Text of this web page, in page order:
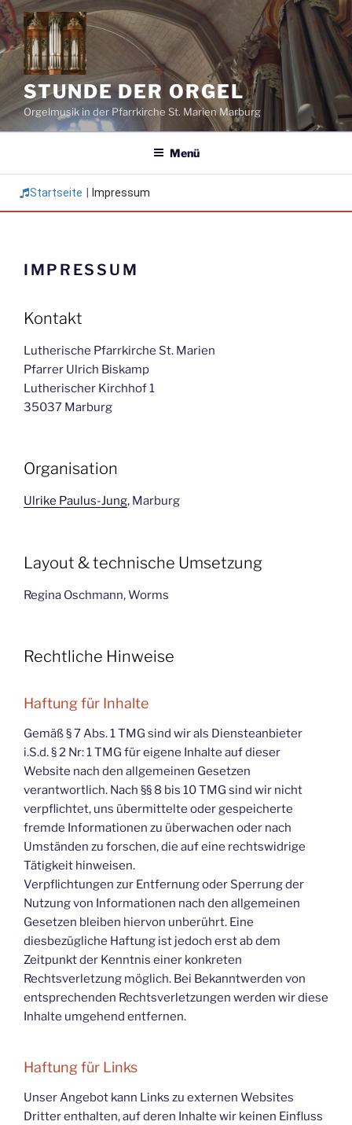
Zum
Inhalt
springen
STUNDE DER ORGEL
Orgelmusik in der Pfarrkirche St. Marien Marburg
Menü
Startseite Impressum
IMPRESSUM
Kontakt
Lutherische Pfarrkirche St. Marien
Pfarrer Ulrich Biskamp
Lutherischer Kirchhof 1
35037 Marburg
Organisation
Ulrike Paulus-Jung, Marburg
Layout & technische Umsetzung
Regina Oschmann, Worms
Rechtliche Hinweise
Haftung für Inhalte
Gemäß § 7 Abs. 1 TMG sind wir als Diensteanbieter
i.S.d. § 2 Nr: 1 TMG für eigene Inhalte auf dieser
Website nach den allgemeinen Gesetzen
verantwortlich. Nach §§ 8 bis 10 TMG sind wir nicht
verpflichtet, uns übermittelte oder gespeicherte
fremde Informationen zu überwachen oder nach
Umständen zu forschen, die auf eine rechtswidrige
Tätigkeit hinweisen.
Verpflichtungen zur Entfernung oder Sperrung der
Nutzung von Informationen nach den allgemeinen
Gesetzen bleiben hiervon unberührt. Eine
diesbezügliche Haftung ist jedoch erst ab dem
Zeitpunkt der Kenntnis einer konkreten
Rechtsverletzung möglich. Bei Bekanntwerden von
entsprechenden Rechtsverletzungen werden wir diese
Inhalte umgehend entfernen.
Haftung für Links
Unser Angebot kann Links zu externen Websites
Dritter enthalten, auf deren Inhalte wir keinen Einfluss